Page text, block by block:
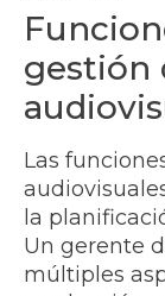
gestión
Las
la
Un gerente
múltiples